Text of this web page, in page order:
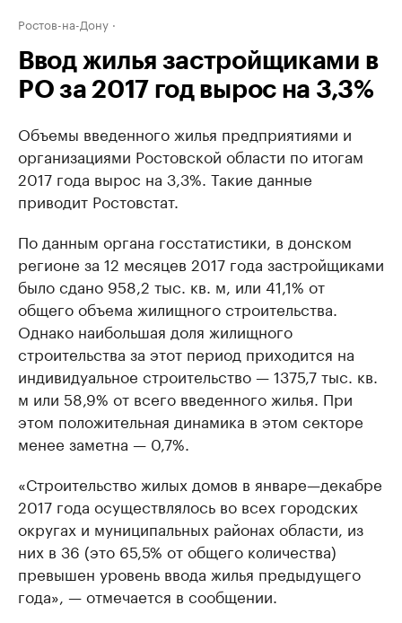
Ростов-на-Дону
Ввод жилья застройщиками в
РО за 2017 год вырос на 3,3%
Объемы введенного жилья предприятиями и
организациями Ростовской области по итогам
2017 года вырос на 3,3%. Такие данные
приводит Ростовстат.
По данным органа госстатистики, в донском
регионе за 12 месяцев 2017 года застройщиками
было сдано 958,2 тыс. кв. м, или 41,1% от
общего объема жилищного строительства.
Однако наибольшая доля жилищного
строительства за этот период приходится на
индивидуальное строительство — 1375,7 тыс. кв.
м или 58,9% от всего введенного жилья. При
этом положительная динамика в этом секторе
менее заметна — 0,7%.
«Строительство жилых домов в январе—декабре
2017 года осуществлялось во всех городских
округах и муниципальных районах области, из
них в 36 (это 65,5% от общего количества)
превышен уровень ввода жилья предыдущего
года», — отмечается в сообщении.